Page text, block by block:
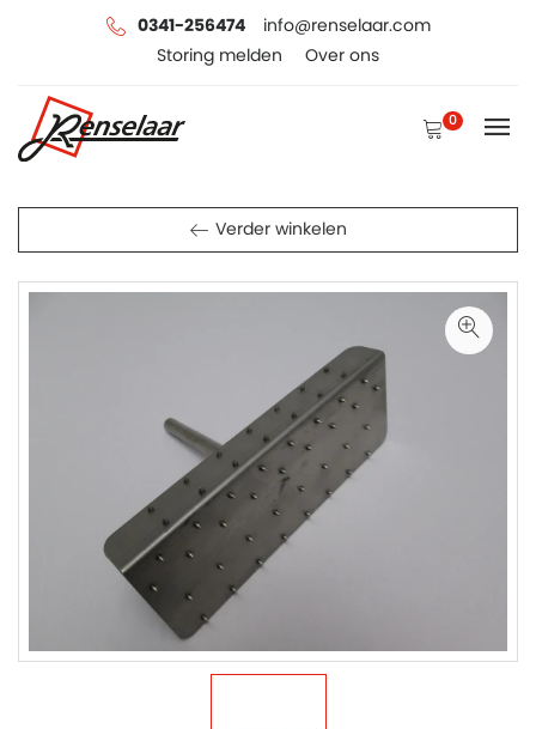
0341-256474
info@renselaar.com
Storing melden
Over ons
0
Verder winkelen